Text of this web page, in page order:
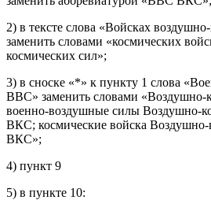
2) в тексте слова «Войсках
заменить словами «космических
космических сил»;
3) в сноске «*» к пункту 1 слова
ВВС» заменить словами
военно-воздушные силы Воздушно-
ВКС; космические войска
ВКС»;
4) пункт 9
5) в пункте 10: